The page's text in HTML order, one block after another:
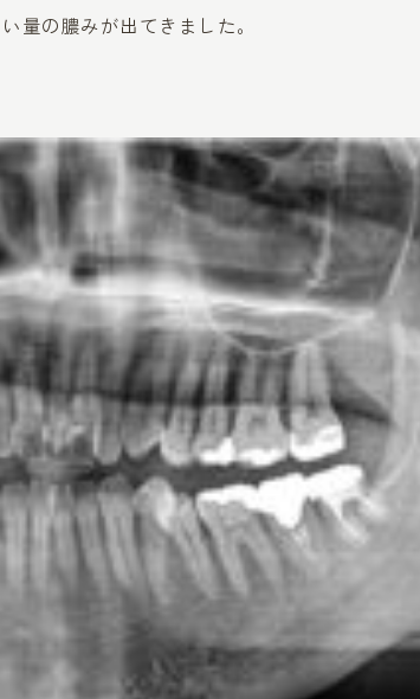
量の膿みが出てきました。